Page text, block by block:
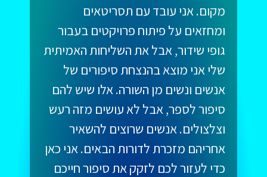
מקום. אני עובד עם תסריטאים
ומחזאים על פיתוח פרויקטים בעבור
גופי שידור, אבל את השליחות האמיתית
שלי אני מוצא בהנצחת סיפורים של
אנשים ונשים מן השורה. אלו שיש להם
סיפור לספר, אבל לא עושים מזה רעש
וצלצולים. אנשים שרוצים להשאיר
אחריהם מזכרת לדורות הבאים. אני כאן
כדי לעזור לכם לזקק את סיפור חייכם